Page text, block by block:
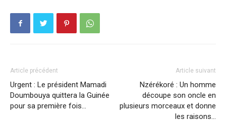
Article précédent
Urgent : Le président Mamadi
Doumbouya quittera la Guinée
pour sa première fois…
Article suivant
Nzérékoré : Un homme
découpe son oncle en
plusieurs morceaux et donne
les raisons…